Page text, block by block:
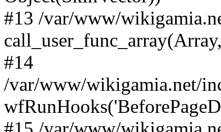
#13 /var/www/
#14
/var/www/wikigamia.net/